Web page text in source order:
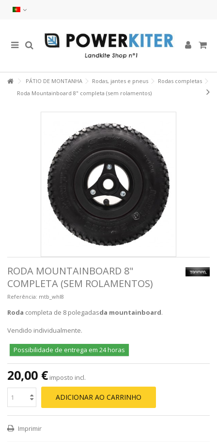
PÁTIO DE MONTANHA Rodas, jantes e pneus
Rodas completas
Roda Mountainboard 8" completa (sem rolamentos)
RODA MOUNTAINBOARD 8"
COMPLETA (SEM ROLAMENTOS)
Referência: mtb_whl8
Roda completa de 8 polegadasda mountainboard.
Vendido individualmente.
Possibilidade de entrega em 24 horas
20,00 € imposto incl.
ADICIONAR AO CARRINHO
Imprimir